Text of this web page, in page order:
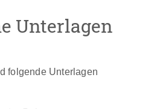
Unterlagen
folgende Unterlagen